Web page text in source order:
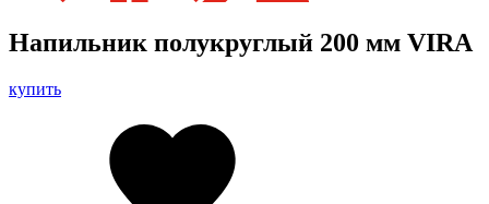
Напильник полукруглый 200 мм VIRA
купить